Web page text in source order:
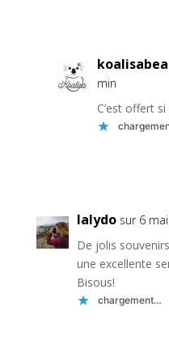
min
C’est offert
lalydo sur 6
De jolis
une excellente
Bisous!
chargement…